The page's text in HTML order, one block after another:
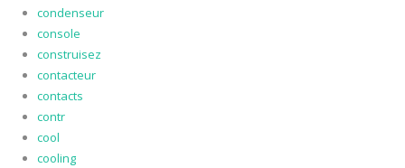
condenseur
console
construisez
contacteur
contacts
contr
cool
cooling